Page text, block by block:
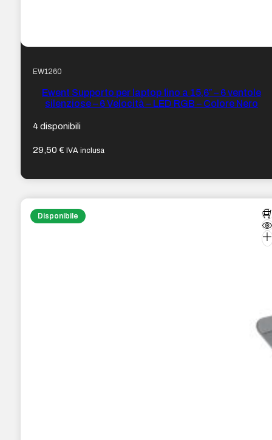
EW1260
Ewent Supporto per laptop fino a 15,6″ – 6 ventole
silenziose – 6 Velocità – LED RGB – Colore Nero
4 disponibili
29,50€ IVA inclusa
Disponibile